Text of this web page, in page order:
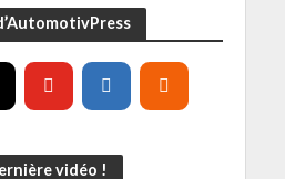
vidéo !